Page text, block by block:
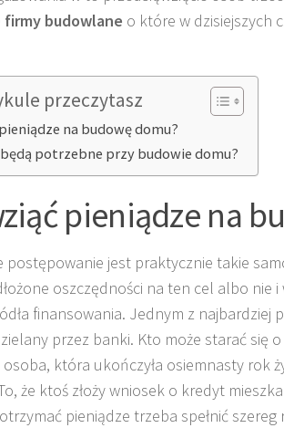
firmy budowlane o które w dzisiejszych
przeczytasz
na budowę domu?
potrzebne przy budowie domu?
pieniądze na
postępowanie jest praktycznie takie
oszczędności na ten cel albo nie
finansowania. Jednym z
przez banki. Kto może starać się
która ukończyła osiemnasty rok
że ktoś złoży wniosek o kredyt
pieniądze trzeba spełnić